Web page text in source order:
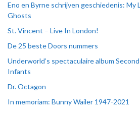
Eno en Byrne schrijven geschiedenis: My
Ghosts
St. Vincent – Live In London!
De 25 beste Doors nummers
Underworld’s spectaculaire album
Infants
Dr. Octagon
In memoriam: Bunny Wailer 1947-2021